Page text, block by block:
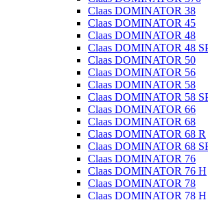
Claas DOMINATOR 38
Claas DOMINATOR 45
Claas DOMINATOR 48
Claas DOMINATOR 48
Claas DOMINATOR 50
Claas DOMINATOR 56
Claas DOMINATOR 58
Claas DOMINATOR 58
Claas DOMINATOR 66
Claas DOMINATOR 68
Claas DOMINATOR 68 R
Claas DOMINATOR 68
Claas DOMINATOR 76
Claas DOMINATOR 76 H
Claas DOMINATOR 78
Claas DOMINATOR 78 H